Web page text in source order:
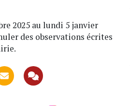
2025 au lundi 5 janvier
des observations écrites